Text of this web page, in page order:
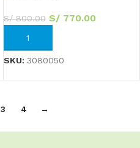
S/800.00 S/770.00
AÑADIR AL CARRITO
SKU: 3080050
3 4 →